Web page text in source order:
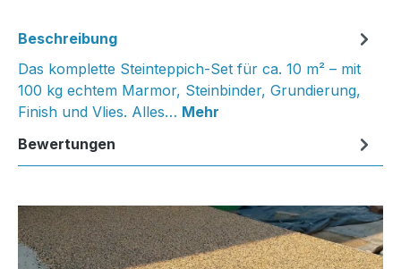
Beschreibung
Das komplette Steinteppich-Set für ca. 10 m² – mit
100 kg echtem Marmor, Steinbinder, Grundierung,
Finish und Vlies. Alles… Mehr
Bewertungen